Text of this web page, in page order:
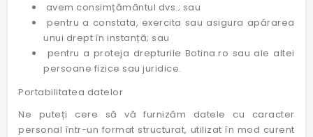
avem consimțământul dvs.; sau
pentru a constata, exercita sau asigura apărarea
unui drept în instanță; sau
pentru a proteja drepturile Botina.ro sau ale altei
persoane fizice sau juridice.
Portabilitatea datelor
Ne puteți cere să vă furnizăm datele cu caracter
personal într-un format structurat, utilizat în mod curent